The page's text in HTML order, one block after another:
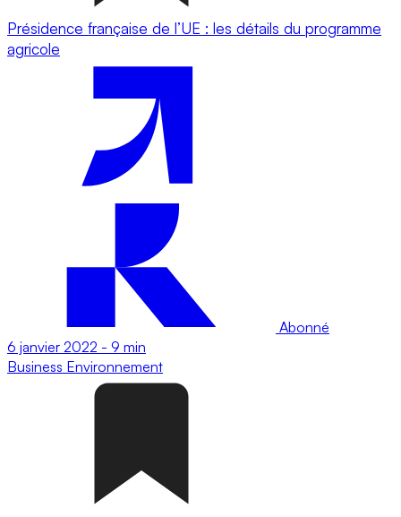
Présidence française de l’UE : les détails du programme
agricole
Abonné
6 janvier 2022 - 9 min
Business Environnement